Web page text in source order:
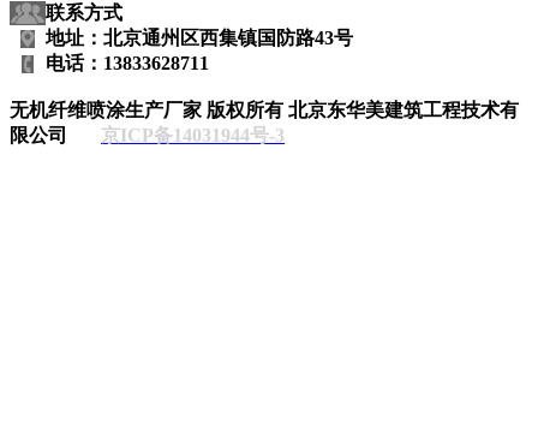
联系方式
地址：北京通州区西集镇国防路43号
电话：13833628711
无机纤维喷涂生产厂家 版权所有 北京东华美建筑工程技术有
限公司 京ICP备14031944号-3